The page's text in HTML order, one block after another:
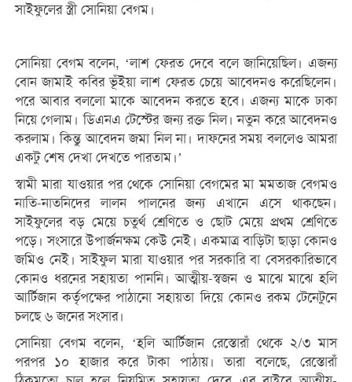
সাইফুলের স্ত্রী সোনিয়া বেগম।
সোনিয়া বেগম বলেন, ‘লাশ ফেরত দেবে বলে জানিয়েছিল। এজন্য
বোন জামাই কবির ভূঁইয়া লাশ ফেরত চেয়ে আবেদনও করেছিলেন।
পরে আবার বললো মাকে আবেদন করতে হবে। এজন্য মাকে ঢাকা
নিয়ে গেলাম। ডিএনএ টেস্টের জন্য রক্ত নিল। নতুন করে আবেদনও
করলাম। কিন্তু আবেদন জমা নিল না। দাফনের সময় বললেও আমরা
একটু শেষ দেখা দেখতে পারতাম।’
স্বামী মারা যাওয়ার পর থেকে সোনিয়া বেগমের মা মমতাজ বেগমও
নাতি-নাতনিদের লালন পালনের জন্য এখানে এসে থাকছেন।
সাইফুলের বড় মেয়ে চতুর্থ শ্রেণিতে ও ছোট মেয়ে প্রথম শ্রেণিতে
পড়ে। সংসারে উপার্জনক্ষম কেউ নেই। একমাত্র বাড়িটা ছাড়া কোনও
জমিও নেই। সাইফুল মারা যাওয়ার পর সরকারি বা বেসরকারিভাবে
কোনও ধরনের সহায়তা পাননি। আত্মীয়-স্বজন ও মাঝে মাঝে হলি
আর্টিজান কর্তৃপক্ষের পাঠানো সহায়তা দিয়ে কোনও রকম টেনেটুনে
চলছে ৬ জনের সংসার।
সোনিয়া বেগম বলেন, ‘হলি আর্টিজান রেস্তোরাঁ থেকে ২/৩ মাস
পরপর ১০ হাজার করে টাকা পাঠায়। তারা বলেছে, রেস্তোরাঁ